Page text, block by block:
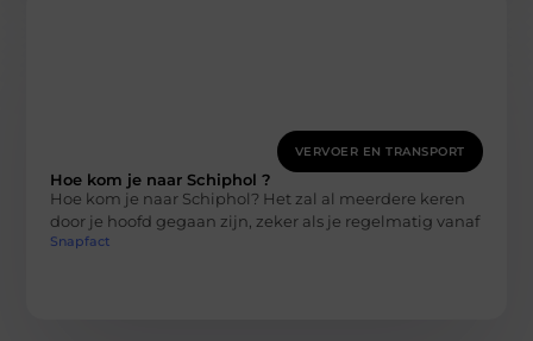
VERVOER EN TRANSPORT
Hoe kom je naar Schiphol ?
Hoe kom je naar Schiphol? Het zal al meerdere keren
door je hoofd gegaan zijn, zeker als je regelmatig vanaf
Snapfact